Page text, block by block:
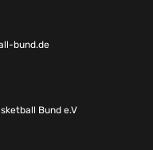
bund.de
Bund e.V